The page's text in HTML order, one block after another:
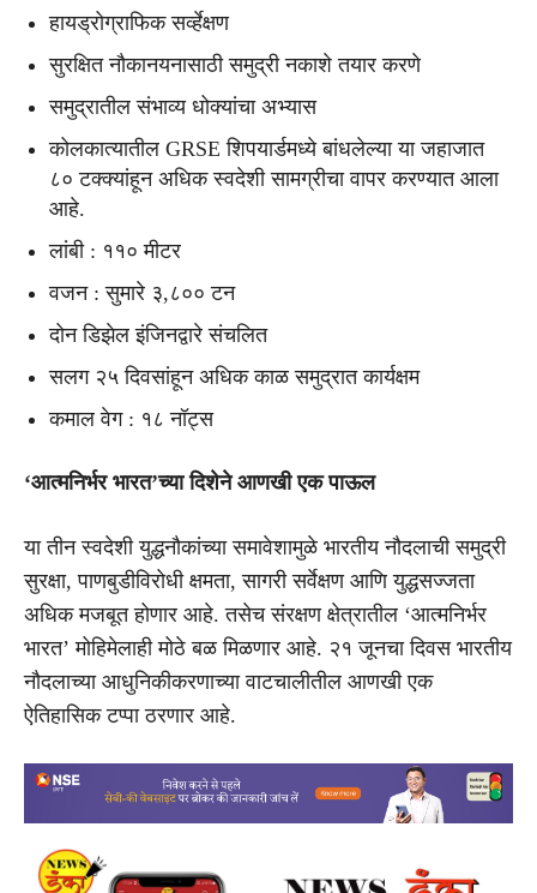
हायड्रोग्राफिक सर्व्हेक्षण
सुरक्षित नौकानयनासाठी समुद्री नकाशे तयार करणे
समुद्रातील संभाव्य धोक्यांचा अभ्यास
कोलकात्यातील GRSE शिपयार्डमध्ये बांधलेल्या या जहाजात
८० टक्क्यांहून अधिक स्वदेशी सामग्रीचा वापर करण्यात आला
आहे.
लांबी : ११० मीटर
वजन : सुमारे ३,८०० टन
दोन डिझेल इंजिनद्वारे संचलित
सलग २५ दिवसांहून अधिक काळ समुद्रात कार्यक्षम
कमाल वेग : १८ नॉट्स
‘आत्मनिर्भर भारत’च्या दिशेने आणखी एक पाऊल
या तीन स्वदेशी युद्धनौकांच्या समावेशामुळे भारतीय नौदलाची समुद्री
सुरक्षा, पाणबुडीविरोधी क्षमता, सागरी सर्वेक्षण आणि युद्धसज्जता
अधिक मजबूत होणार आहे. तसेच संरक्षण क्षेत्रातील ‘आत्मनिर्भर
भारत’ मोहिमेलाही मोठे बळ मिळणार आहे. २१ जूनचा दिवस भारतीय
नौदलाच्या आधुनिकीकरणाच्या वाटचालीतील आणखी एक
ऐतिहासिक टप्पा ठरणार आहे.